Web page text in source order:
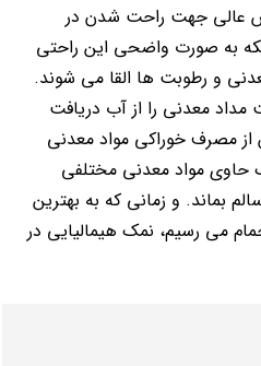
عالی جهت راحت شدن در
به صورت واضحی این راحتی
و رطوبت ها القا می شوند.
معدنی را از آب دریافت
مصرف خوراکی مواد معدنی
حاوی مواد معدنی مختلفی
بماند. و زمانی که به بهترین
می رسیم، نمک هیمالیایی در